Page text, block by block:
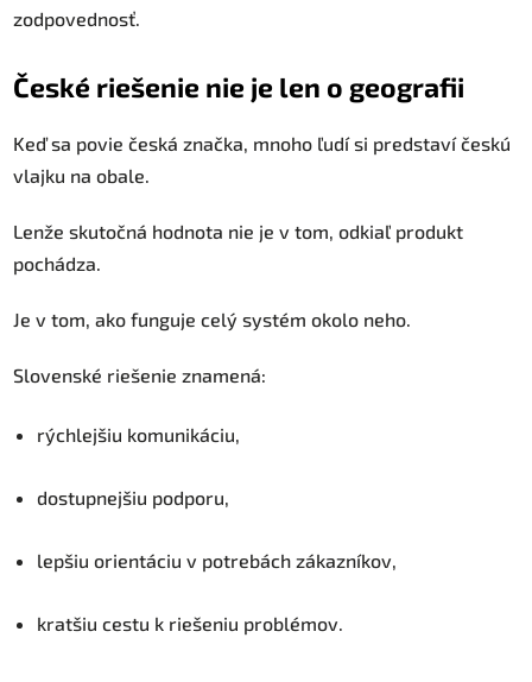
zodpovednosť.
České riešenie nie je len o geografii
Keď sa povie česká značka, mnoho ľudí si predstaví českú
vlajku na obale.
Lenže skutočná hodnota nie je v tom, odkiaľ produkt
pochádza.
Je v tom, ako funguje celý systém okolo neho.
Slovenské riešenie znamená:
rýchlejšiu komunikáciu,
dostupnejšiu podporu,
lepšiu orientáciu v potrebách zákazníkov,
kratšiu cestu k riešeniu problémov.